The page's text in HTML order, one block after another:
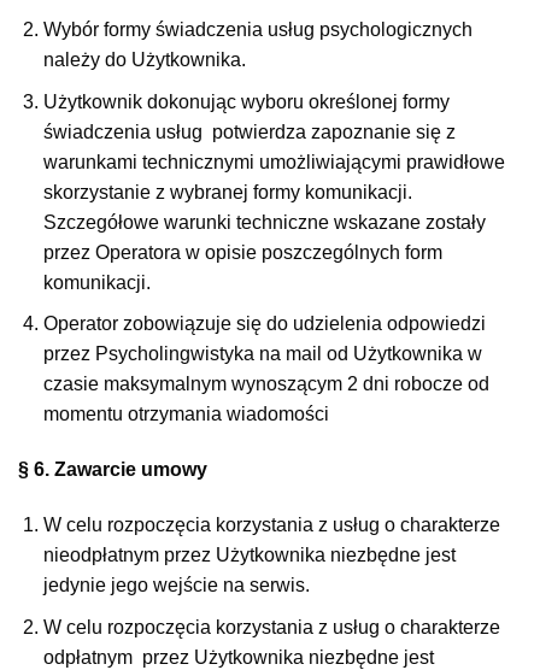
Wybór formy świadczenia usług psychologicznych
należy do Użytkownika.
Użytkownik dokonując wyboru określonej formy
świadczenia usług potwierdza zapoznanie się z
warunkami technicznymi umożliwiającymi prawidłowe
skorzystanie z wybranej formy komunikacji.
Szczegółowe warunki techniczne wskazane zostały
przez Operatora w opisie poszczególnych form
komunikacji.
Operator zobowiązuje się do udzielenia odpowiedzi
przez Psycholingwistyka na mail od Użytkownika w
czasie maksymalnym wynoszącym 2 dni robocze od
momentu otrzymania wiadomości
§ 6. Zawarcie umowy
W celu rozpoczęcia korzystania z usług o charakterze
nieodpłatnym przez Użytkownika niezbędne jest
jedynie jego wejście na serwis.
W celu rozpoczęcia korzystania z usług o charakterze
odpłatnym przez Użytkownika niezbędne jest